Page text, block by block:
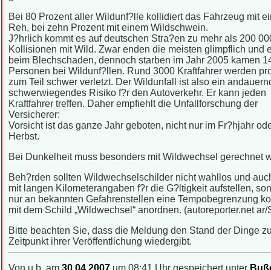
Bei 80 Prozent aller Wildunf?lle kollidiert das Fahrzeug mit
Reh, bei zehn Prozent mit einem Wildschwein.
J?hrlich kommt es auf deutschen Stra?en zu mehr als 200
Kollisionen mit Wild. Zwar enden die meisten glimpflich und
beim Blechschaden, dennoch starben im Jahr 2005 kamen
Personen bei Wildunf?llen. Rund 3000 Kraftfahrer werden
zum Teil schwer verletzt. Der Wildunfall ist also ein
schwerwiegendes Risiko f?r den Autoverkehr. Er kann jeden
Kraftfahrer treffen. Daher empfiehlt die Unfallforschung der
Versicherer:
Vorsicht ist das ganze Jahr geboten, nicht nur im Fr?hjahr
Herbst.
Bei Dunkelheit muss besonders mit Wildwechsel gerechnet
Beh?rden sollten Wildwechselschilder nicht wahllos und
mit langen Kilometerangaben f?r die G?ltigkeit aufstellen,
nur an bekannten Gefahrenstellen eine Tempobegrenzung
mit dem Schild „Wildwechsel“ anordnen. (autoreporter.net ar/
Bitte beachten Sie, dass die Meldung den Stand der Dinge
Zeitpunkt ihrer Veröffentlichung wiedergibt.
Von u.b. am 30.04.2007 um 08:41 Uhr gespeichert unter